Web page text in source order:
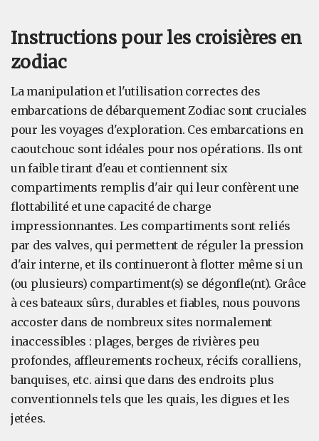
Instructions pour les croisières en
zodiac
La manipulation et l'utilisation correctes des
embarcations de débarquement Zodiac sont cruciales
pour les voyages d'exploration. Ces embarcations en
caoutchouc sont idéales pour nos opérations. Ils ont
un faible tirant d'eau et contiennent six
compartiments remplis d'air qui leur confèrent une
flottabilité et une capacité de charge
impressionnantes. Les compartiments sont reliés
par des valves, qui permettent de réguler la pression
d'air interne, et ils continueront à flotter même si un
(ou plusieurs) compartiment(s) se dégonfle(nt). Grâce
à ces bateaux sûrs, durables et fiables, nous pouvons
accoster dans de nombreux sites normalement
inaccessibles : plages, berges de rivières peu
profondes, affleurements rocheux, récifs coralliens,
banquises, etc. ainsi que dans des endroits plus
conventionnels tels que les quais, les digues et les
jetées.